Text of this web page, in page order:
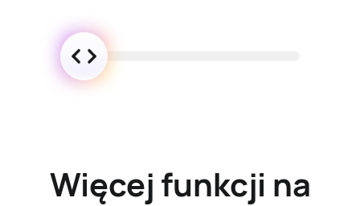
Więcej funkcji na